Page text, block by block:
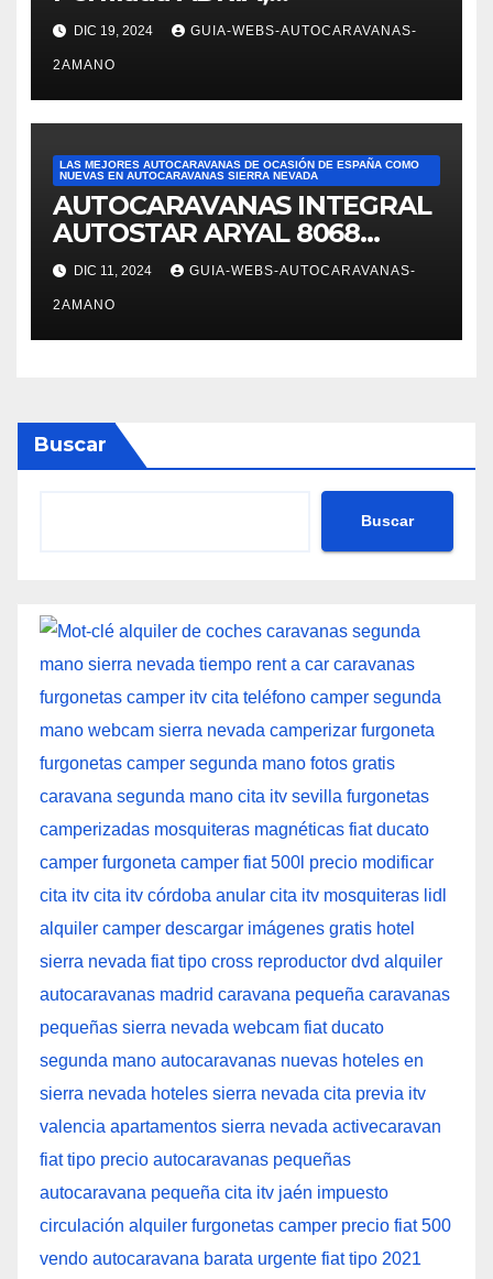
modelo Matrix M680SP en
Autocaravanas Sierra Nevada
DIC 19, 2024 GUIA-WEBS-AUTOCARAVANAS-
2AMANO
LAS MEJORES AUTOCARAVANAS DE OCASIÓN DE ESPAÑA COMO
NUEVAS EN AUTOCARAVANAS SIERRA NEVADA
AUTOCARAVANAS INTEGRAL
AUTOSTAR ARYAL 8068
autocaravanas Sierra Nevada
DIC 11, 2024 GUIA-WEBS-AUTOCARAVANAS-
2AMANO
Buscar
Buscar